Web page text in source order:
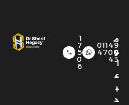
م
و
ا
ع
ي
د
01149
4700
43
1
7
5
0
6